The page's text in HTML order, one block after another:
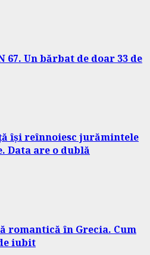
67. Un bărbat de doar 33 de
își reînnoiesc jurămintele
Data are o dublă
romantică în Grecia. Cum
iubit